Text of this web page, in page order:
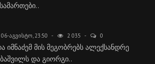
06-ᲐᲒᲕᲘᲡᲢᲝ, 23:50 2 035 0
იმნაძემ მის მეგობრებს ალექსანდრე
და გიორგი..